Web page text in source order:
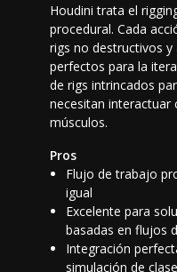
Houdini trata el
procedural. Cada
rigs no destructivos
perfectos para la
de rigs intrincados
necesitan interactuar
músculos.
Pros
Flujo de trabajo
igual
Excelente para
basadas en flujos
Integración
simulación de